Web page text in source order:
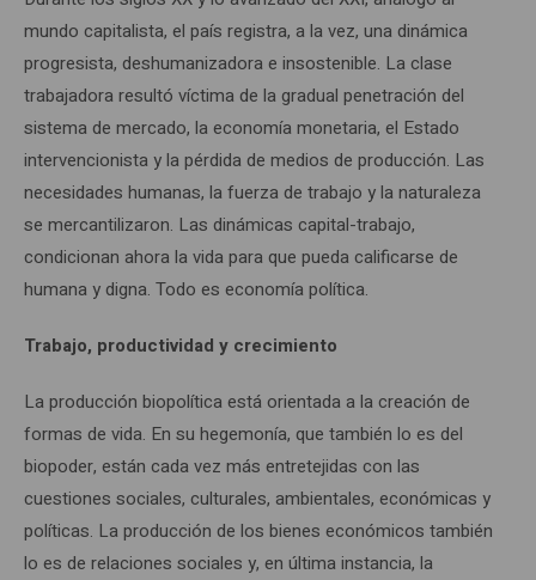
mundo capitalista, el país registra, a la vez, una dinámica
progresista, deshumanizadora e insostenible. La clase
trabajadora resultó víctima de la gradual penetración del
sistema de mercado, la economía monetaria, el Estado
intervencionista y la pérdida de medios de producción. Las
necesidades humanas, la fuerza de trabajo y la naturaleza
se mercantilizaron. Las dinámicas capital-trabajo,
condicionan ahora la vida para que pueda calificarse de
humana y digna. Todo es economía política.
Trabajo, productividad y crecimiento
La producción biopolítica está orientada a la creación de
formas de vida. En su hegemonía, que también lo es del
biopoder, están cada vez más entretejidas con las
cuestiones sociales, culturales, ambientales, económicas y
políticas. La producción de los bienes económicos también
lo es de relaciones sociales y, en última instancia, la